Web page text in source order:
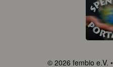
© 2026 fembio e.V. •